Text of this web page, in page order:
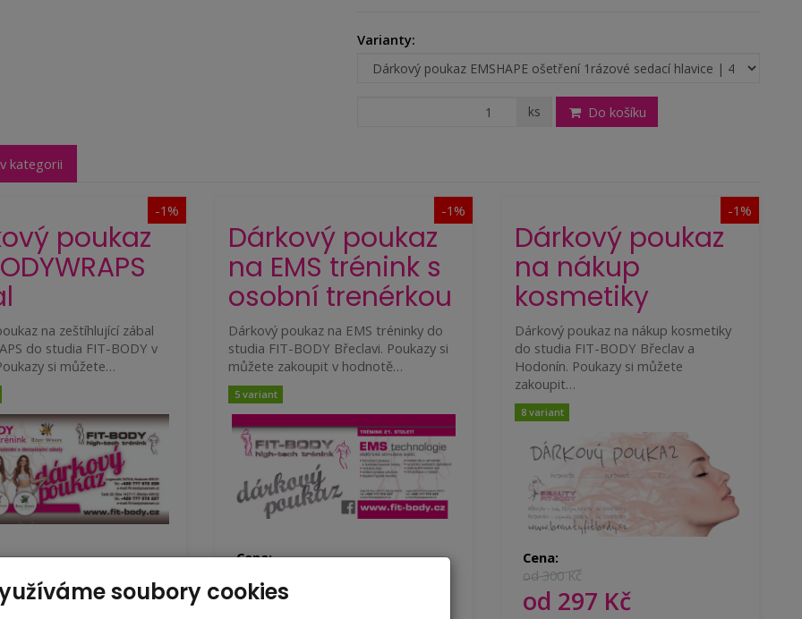
Varianty:
ks Do košíku
kategorii
-1%
poukaz
na zeštíhlující zábal
do studia FIT-BODY v
si můžete…
475 Kč
-1%
Dárkový poukaz
na EMS trénink s
osobní trenérkou
Dárkový poukaz na EMS tréninky do
studia FIT-BODY Břeclavi. Poukazy si
můžete zakoupit v hodnotě…
5 variant
Cena:
od 297 Kč
-1%
Dárkový poukaz
na nákup
kosmetiky
Dárkový poukaz na nákup kosmetiky
do studia FIT-BODY Břeclav a
Hodonín. Poukazy si můžete
zakoupit…
8 variant
Cena:
od 300 Kč
od 297 Kč
soubory cookies